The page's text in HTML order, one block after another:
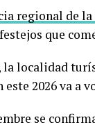
regional de
que
la localidad
2026 va a
se